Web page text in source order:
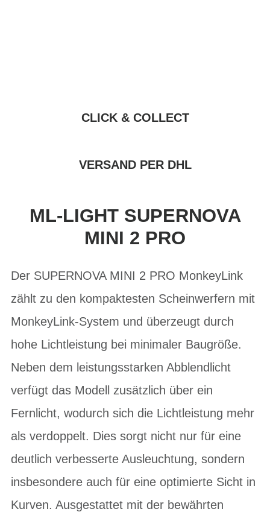
CLICK & COLLECT
VERSAND PER DHL
ML-LIGHT SUPERNOVA
MINI 2 PRO
Der SUPERNOVA MINI 2 PRO MonkeyLink
zählt zu den kompaktesten Scheinwerfern mit
MonkeyLink-System und überzeugt durch
hohe Lichtleistung bei minimaler Baugröße.
Neben dem leistungsstarken Abblendlicht
verfügt das Modell zusätzlich über ein
Fernlicht, wodurch sich die Lichtleistung mehr
als verdoppelt. Dies sorgt nicht nur für eine
deutlich verbesserte Ausleuchtung, sondern
insbesondere auch für eine optimierte Sicht in
Kurven. Ausgestattet mit der bewährten